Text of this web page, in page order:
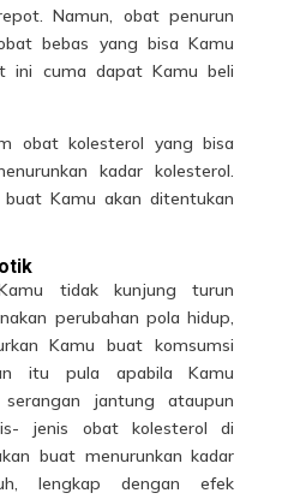
Namun, obat penurun
bebas yang bisa Kamu
ini cuma dapat Kamu beli
obat kolesterol yang bisa
kadar kolesterol.
Kamu akan ditentukan
tidak kunjung turun
perubahan pola hidup,
Kamu buat komsumsi
itu pula apabila Kamu
jantung ataupun
jenis obat kolesterol di
buat menurunkan kadar
lengkap dengan efek